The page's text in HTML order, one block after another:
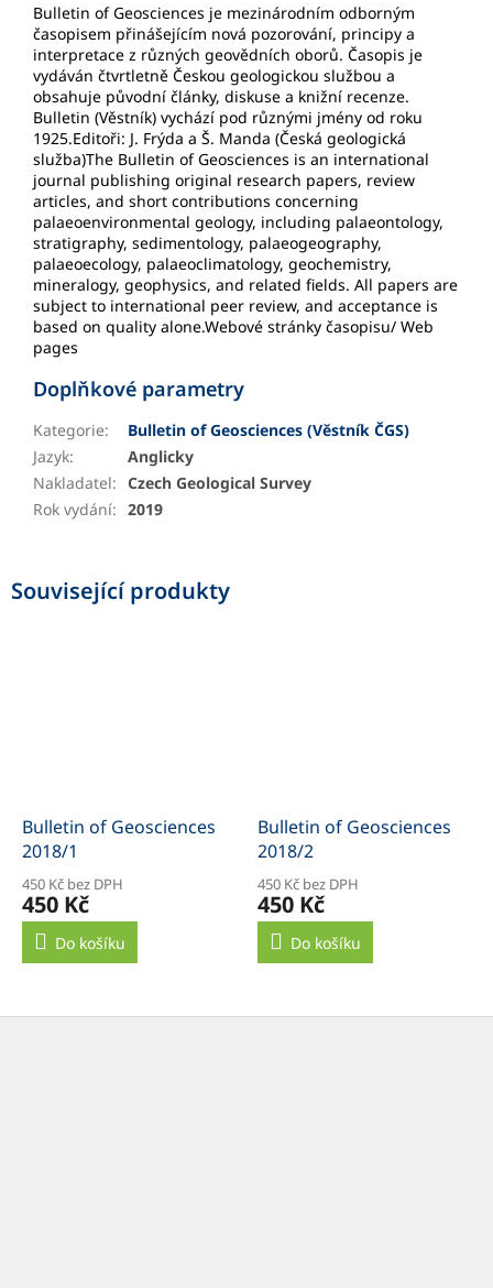
Související produkty
Bulletin of Geosciences
2018/1
450 Kč bez DPH
450 Kč
Do košíku
Bulletin of Geosciences
2018/2
450 Kč bez DPH
450 Kč
Do košíku
Bulletin of Geosciences je mezinárodním odborným
časopisem přinášejícím nová pozorování, principy a
interpretace z různých geovědních oborů. Časopis je
vydáván čtvrtletně Českou geologickou službou a
obsahuje původní články, diskuse a knižní recenze.
Bulletin (Věstník) vychází pod různými jmény od roku
1925.Editoři: J. Frýda a Š. Manda (Česká geologická
služba)The Bulletin of Geosciences is an international
journal publishing original research papers, review
articles, and short contributions concerning
palaeoenvironmental geology, including palaeontology,
stratigraphy, sedimentology, palaeogeography,
palaeoecology, palaeoclimatology, geochemistry,
mineralogy, geophysics, and related fields. All papers are
subject to international peer review, and acceptance is
based on quality alone.Webové stránky časopisu/ Web
pages
Doplňkové parametry
Kategorie:
Bulletin of Geosciences (Věstník ČGS)
Jazyk:
Anglicky
Nakladatel: Czech Geological Survey
Rok vydání: 2019
Z